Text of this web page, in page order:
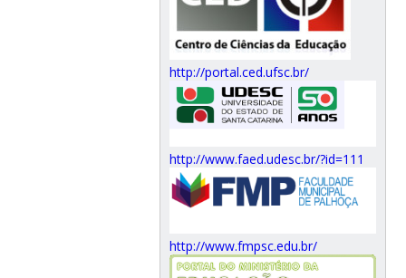
http://portal.ced.ufsc.br/
http://www.faed.udesc.br/?id=111
http://www.fmpsc.edu.br/